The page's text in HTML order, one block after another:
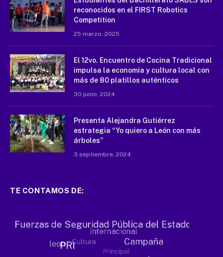
reconocidos en el FIRST Robotics
Competition
25 marzo, 2025
El 12vo. Encuentro de Cocina Tradicional
impulsa la economía y cultura local con
más de 80 platillos auténticos
30 junio, 2024
Presenta Alejandra Gutiérrez
estrategia “Yo quiero a León con más
árboles”
3 septiembre, 2024
TE CONTAMOS DE: